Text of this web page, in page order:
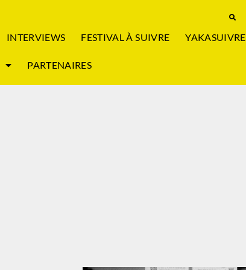
INTERVIEWS FESTIVAL À SUIVRE YAKASUIVRE
PARTENAIRES